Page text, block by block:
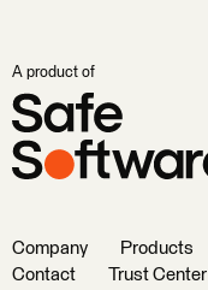
A product of
Company Products
Contact
Trust Center